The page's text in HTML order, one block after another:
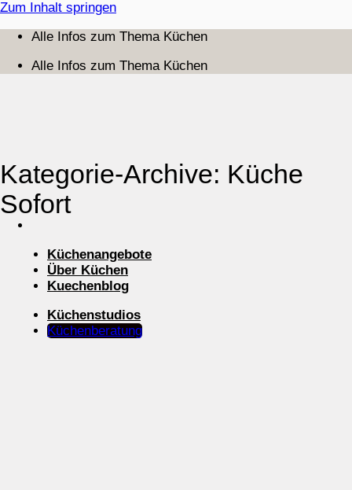
Zum Inhalt springen
Alle Infos zum Thema Küchen
Alle Infos zum Thema Küchen
Küchenangebote
Über Küchen
Kuechenblog
Küchenstudios
Küchenberatung
Kategorie-Archive: Küche
Sofort